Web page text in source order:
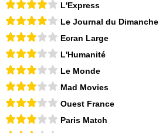
L'Express
Le Journal du Dimanche
Ecran Large
L'Humanité
Le Monde
Mad Movies
Ouest France
Paris Match